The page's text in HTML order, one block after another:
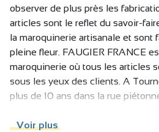
observer de plus près les
articles sont le reflet du savoir-
la maroquinerie artisanale et sont
pleine fleur. FAUGIER FRANCE
maroquinerie où tous les articles
sous les yeux des clients. A
plus de 10 ans dans la rue
entièrement créés et fabriqués par
Voir plus